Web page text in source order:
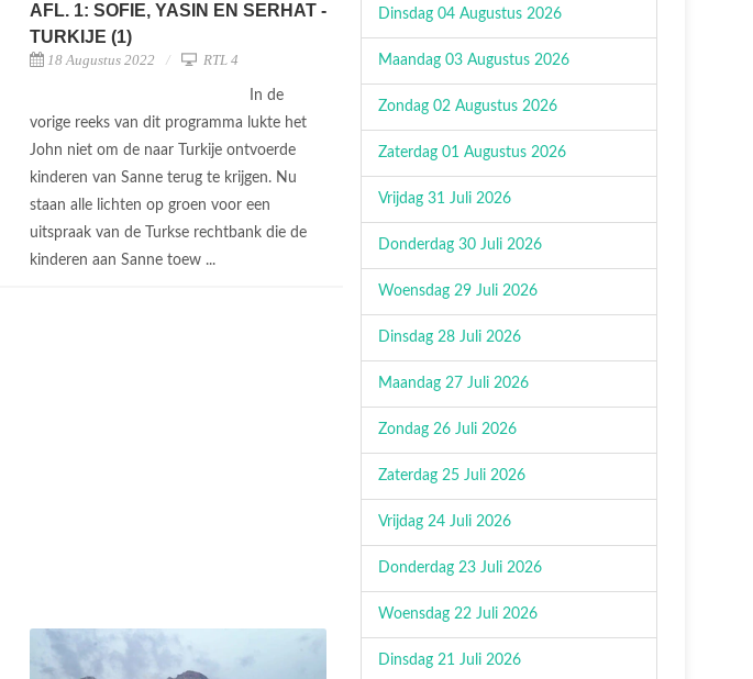
AFL. 1: SOFIE, YASIN EN SERHAT -
TURKIJE (1)
18 Augustus 2022 RTL 4
In de
vorige reeks van dit programma lukte het
John niet om de naar Turkije ontvoerde
kinderen van Sanne terug te krijgen. Nu
staan alle lichten op groen voor een
uitspraak van de Turkse rechtbank die de
kinderen aan Sanne toew ...
Dinsdag 04 Augustus 2026
Maandag 03 Augustus 2026
Zondag 02 Augustus 2026
Zaterdag 01 Augustus 2026
Vrijdag 31 Juli 2026
Donderdag 30 Juli 2026
Woensdag 29 Juli 2026
Dinsdag 28 Juli 2026
Maandag 27 Juli 2026
Zondag 26 Juli 2026
Zaterdag 25 Juli 2026
Vrijdag 24 Juli 2026
Donderdag 23 Juli 2026
Woensdag 22 Juli 2026
Dinsdag 21 Juli 2026